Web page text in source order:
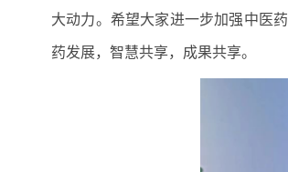
大动力。希望大家进一步加强中医
药发展，智慧共享，成果共享。